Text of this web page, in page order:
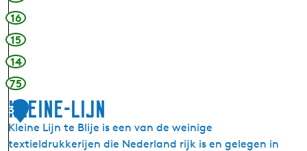
t
d
e
J
i
s
t
e
r
16
15
14
75
3
Kleine-Lijn
Kleine Lijn te Blije is een van de weinige
textieldrukkerijen die Nederland rijk is en gelegen in